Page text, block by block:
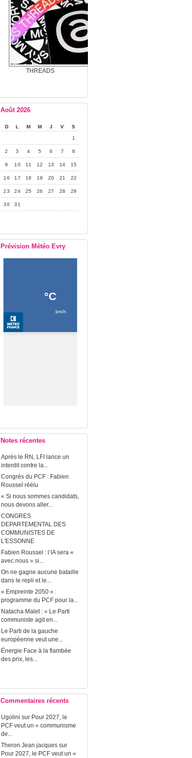
THREADS
Août 2026
D L M M J V S
1
2 3 4 5 6 7 8
9 10 11 12 13 14 15
16 17 18 19 20 21 22
23 24 25 26 27 28 29
30 31
Prévision Météo Evry
Notes récentes
Après le RN, LFI lance un
interdit contre la...
Congrès du PCF : Fabien
Roussel réélu
« Si nous sommes candidats,
nous devons aller...
CONGRES
DEPARTEMENTAL DES
COMMUNISTES DE
L'ESSONNE
Fabien Roussel : l’IA sera «
avec nous » si...
On ne gagne aucune bataille
dans le repli et le...
« Empreinte 2050 » :
programme du PCF pour la...
Natacha Malet : « Le Parti
communiste agit en...
Le Parti de la gauche
européenne veut une...
Énergie Face à la flambée
des prix, les...
Commentaires récents
Ugolini sur Pour 2027, le
PCF veut un « communisme
de...
Theron Jean jacques sur
Pour 2027, le PCF veut un «